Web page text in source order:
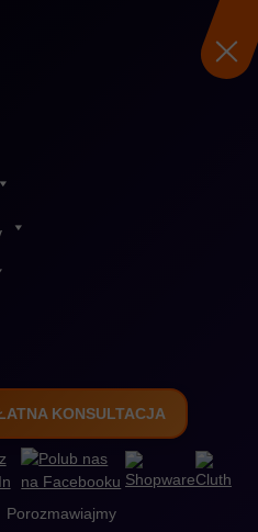
KONSULTACJA
Porozmawiajmy
udział w budowie złożonych
B2B, których budowę
Najpierw projektujemy
katalog wymagań z
oraz integracjami, następnie
aż do jego wdrożenia.